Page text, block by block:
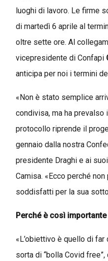
luoghi di lavoro. Le firme
di martedì 6 aprile al
oltre sette ore. Al
vicepresidente di Confapi
anticipa per noi i termini
«Non è stato semplice
condivisa, ma ha
protocollo riprende il
gennaio dalla nostra
presidente Draghi e ai
Camisa. «Ecco perché
soddisfatti per la sua
Perché è così
«L’obiettivo è quello di
sorta di “bolla Covid